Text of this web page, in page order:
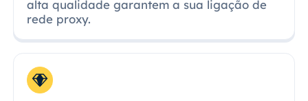
alta qualidade garantem a sua ligação de
rede proxy.